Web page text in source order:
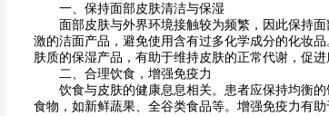
一、保持面部皮肤清洁与保湿
面部皮肤与外界环境接触较为频繁，因此保持面
激的洁面产品，避免使用含有过多化学成分的化妆
肤质的保湿产品，有助于维持皮肤的正常代谢，促进
二、合理饮食，增强免疫力
饮食与皮肤的健康息息相关。患者应保持均衡的
食物，如新鲜蔬果、全谷类食品等。增强免疫力有